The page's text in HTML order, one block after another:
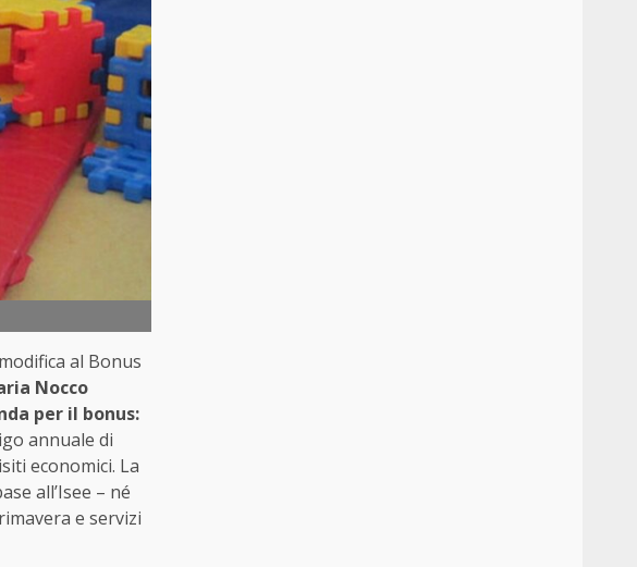
al Bonus
Nocco
per il bonus:
annuale di
economici. La
all’Isee – né
e servizi